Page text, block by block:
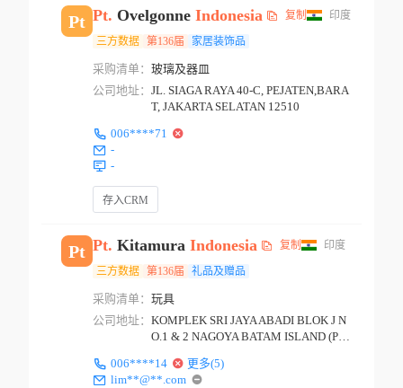
Pt Pt. Ovelgonne Indonesia 复制 印度
三方数据 第136届 家居装饰品
采购清单： 玻璃及器皿
公司地址： JL. SIAGA RAYA 40-C, PEJATEN,BARA
T, JAKARTA SELATAN 12510
006****71
-
-
存入CRM
Pt Pt. Kitamura Indonesia 复制 印度
三方数据 第136届 礼品及赠品
采购清单： 玩具
公司地址： KOMPLEK SRI JAYA ABADI BLOK J N
O.1 & 2 NAGOYA BATAM ISLAND (P.O.
006****14
更多(5)
lim**@**.com